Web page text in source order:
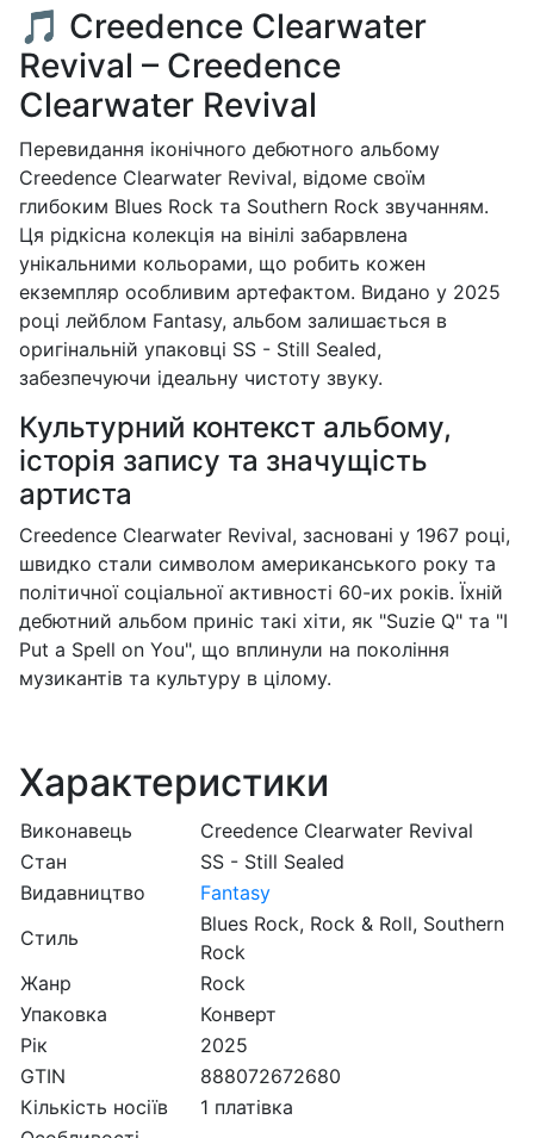
🎵 Creedence Clearwater
Revival – Creedence
Clearwater Revival
Перевидання іконічного дебютного альбому
Creedence Clearwater Revival, відоме своїм
глибоким Blues Rock та Southern Rock звучанням.
Ця рідкісна колекція на вінілі забарвлена
унікальними кольорами, що робить кожен
екземпляр особливим артефактом. Видано у 2025
році лейблом Fantasy, альбом залишається в
оригінальній упаковці SS - Still Sealed,
забезпечуючи ідеальну чистоту звуку.
Культурний контекст альбому,
історія запису та значущість
артиста
Creedence Clearwater Revival, засновані у 1967 році,
швидко стали символом американського року та
політичної соціальної активності 60-их років. Їхній
дебютний альбом приніс такі хіти, як "Suzie Q" та "I
Put a Spell on You", що вплинули на покоління
музикантів та культуру в цілому.
Характеристики
Виконавець
Creedence Clearwater Revival
Стан
SS - Still Sealed
Видавництво
Fantasy
Стиль
Blues Rock, Rock & Roll, Southern
Rock
Жанр
Rock
Упаковка
Конверт
Рік
2025
GTIN
888072672680
Кількість носіїв
1 платівка